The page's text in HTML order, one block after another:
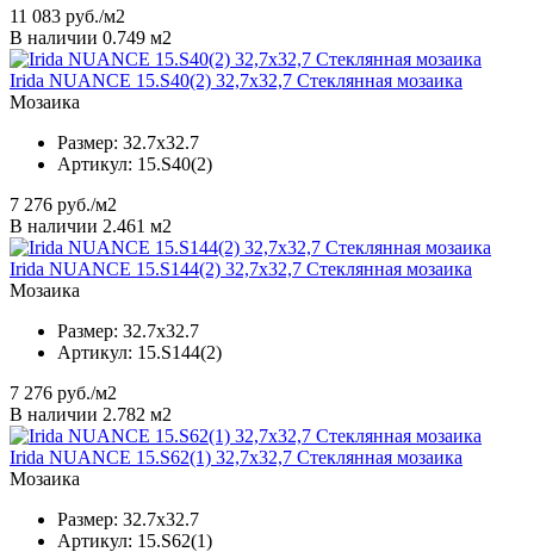
11 083 руб./м2
В наличии 0.749 м2
Irida NUANCE 15.S40(2) 32,7x32,7 Стеклянная мозаика
Мозаика
Размер: 32.7x32.7
Артикул: 15.S40(2)
7 276 руб./м2
В наличии 2.461 м2
Irida NUANCE 15.S144(2) 32,7x32,7 Стеклянная мозаика
Мозаика
Размер: 32.7x32.7
Артикул: 15.S144(2)
7 276 руб./м2
В наличии 2.782 м2
Irida NUANCE 15.S62(1) 32,7x32,7 Стеклянная мозаика
Мозаика
Размер: 32.7x32.7
Артикул: 15.S62(1)